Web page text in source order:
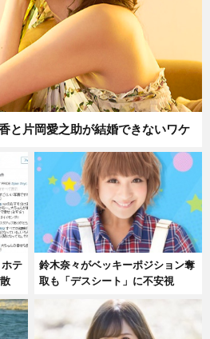
と片岡愛之助が結婚できないワケ
テ
鈴木奈々がベッキーポジション奪
取も「デスシート」に不安視